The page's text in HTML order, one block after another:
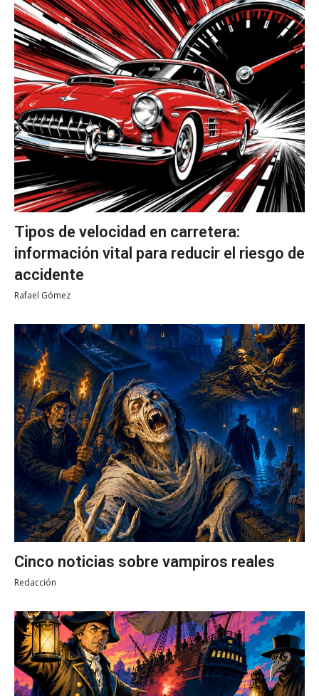
Tipos de velocidad en carretera:
información vital para reducir el riesgo de
accidente
Rafael Gómez
Cinco noticias sobre vampiros reales
Redacción